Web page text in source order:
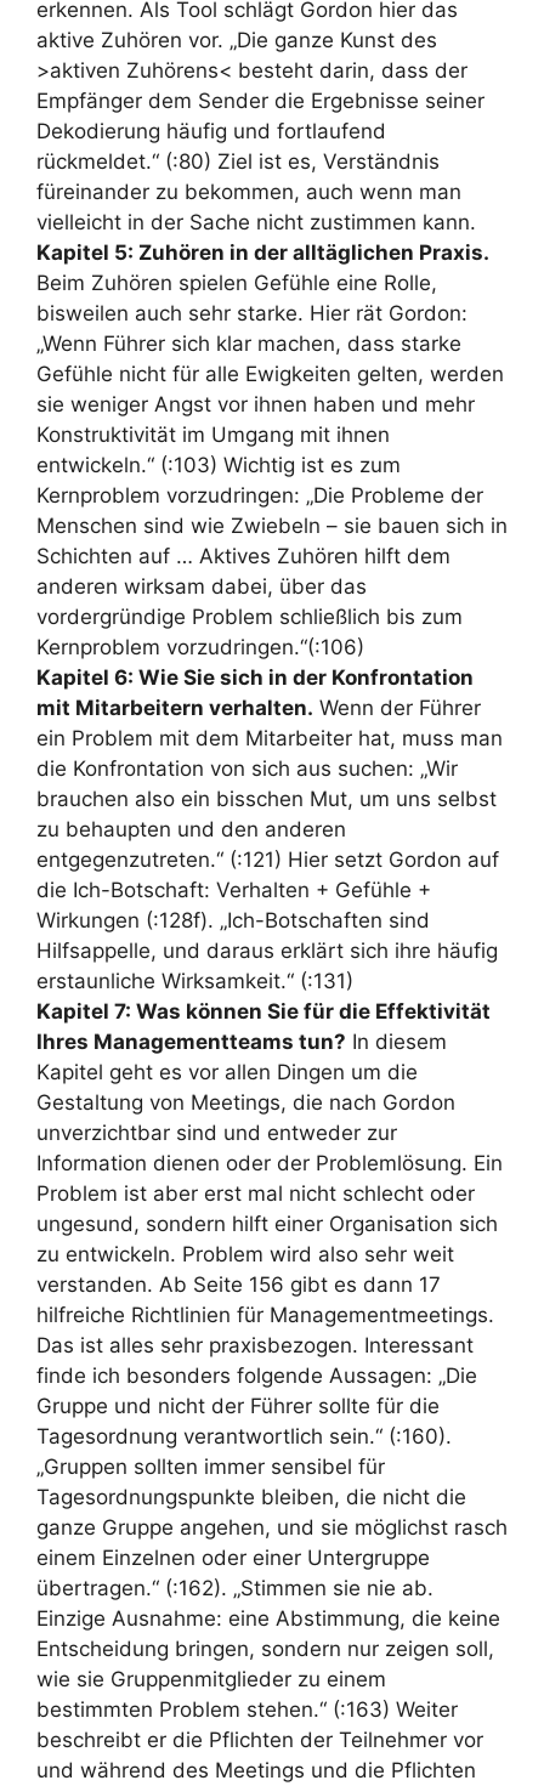
erkennen. Als Tool schlägt Gordon hier das
aktive Zuhören vor. „Die ganze Kunst des
>aktiven Zuhörens< besteht darin, dass der
Empfänger dem Sender die Ergebnisse seiner
Dekodierung häufig und fortlaufend
rückmeldet.“ (:80) Ziel ist es, Verständnis
füreinander zu bekommen, auch wenn man
vielleicht in der Sache nicht zustimmen kann.
Kapitel 5: Zuhören in der alltäglichen Praxis.
Beim Zuhören spielen Gefühle eine Rolle,
bisweilen auch sehr starke. Hier rät Gordon:
„Wenn Führer sich klar machen, dass starke
Gefühle nicht für alle Ewigkeiten gelten, werden
sie weniger Angst vor ihnen haben und mehr
Konstruktivität im Umgang mit ihnen
entwickeln.“ (:103) Wichtig ist es zum
Kernproblem vorzudringen: „Die Probleme der
Menschen sind wie Zwiebeln – sie bauen sich in
Schichten auf … Aktives Zuhören hilft dem
anderen wirksam dabei, über das
vordergründige Problem schließlich bis zum
Kernproblem vorzudringen.“(:106)
Kapitel 6: Wie Sie sich in der Konfrontation
mit Mitarbeitern verhalten. Wenn der Führer
ein Problem mit dem Mitarbeiter hat, muss man
die Konfrontation von sich aus suchen: „Wir
brauchen also ein bisschen Mut, um uns selbst
zu behaupten und den anderen
entgegenzutreten.“ (:121) Hier setzt Gordon auf
die Ich-Botschaft: Verhalten + Gefühle +
Wirkungen (:128f). „Ich-Botschaften sind
Hilfsappelle, und daraus erklärt sich ihre häufig
erstaunliche Wirksamkeit.“ (:131)
Kapitel 7: Was können Sie für die Effektivität
Ihres Managementteams tun? In diesem
Kapitel geht es vor allen Dingen um die
Gestaltung von Meetings, die nach Gordon
unverzichtbar sind und entweder zur
Information dienen oder der Problemlösung. Ein
Problem ist aber erst mal nicht schlecht oder
ungesund, sondern hilft einer Organisation sich
zu entwickeln. Problem wird also sehr weit
verstanden. Ab Seite 156 gibt es dann 17
hilfreiche Richtlinien für Managementmeetings.
Das ist alles sehr praxisbezogen. Interessant
finde ich besonders folgende Aussagen: „Die
Gruppe und nicht der Führer sollte für die
Tagesordnung verantwortlich sein.“ (:160).
„Gruppen sollten immer sensibel für
Tagesordnungspunkte bleiben, die nicht die
ganze Gruppe angehen, und sie möglichst rasch
einem Einzelnen oder einer Untergruppe
übertragen.“ (:162). „Stimmen sie nie ab.
Einzige Ausnahme: eine Abstimmung, die keine
Entscheidung bringen, sondern nur zeigen soll,
wie sie Gruppenmitglieder zu einem
bestimmten Problem stehen.“ (:163) Weiter
beschreibt er die Pflichten der Teilnehmer vor
und während des Meetings und die Pflichten